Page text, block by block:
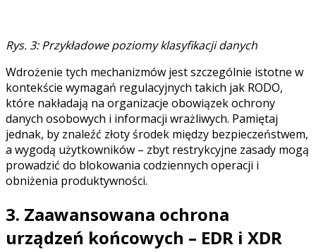
Rys. 3: Przykładowe poziomy klasyfikacji danych
Wdrożenie tych mechanizmów jest szczególnie istotne w
kontekście wymagań regulacyjnych takich jak RODO,
które nakładają na organizacje obowiązek ochrony
danych osobowych i informacji wrażliwych. Pamiętaj
jednak, by znaleźć złoty środek między bezpieczeństwem,
a wygodą użytkowników – zbyt restrykcyjne zasady mogą
prowadzić do blokowania codziennych operacji i
obniżenia produktywności.
3. Zaawansowana ochrona
urządzeń końcowych – EDR i XDR